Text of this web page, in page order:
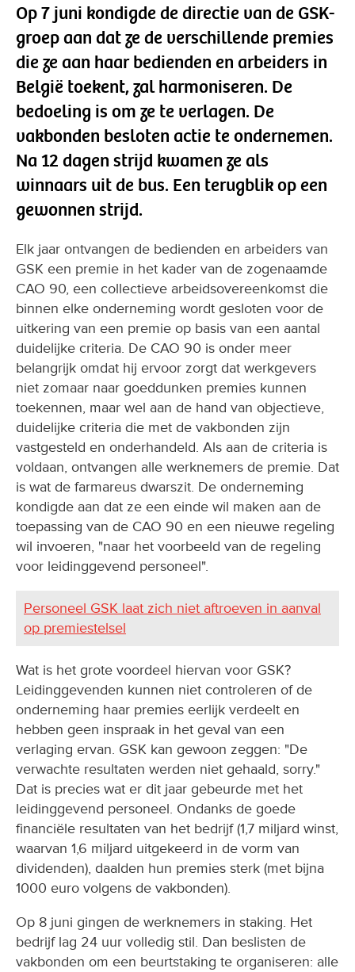
Op 7 juni kondigde de directie van de GSK-
groep aan dat ze de verschillende premies
die ze aan haar bedienden en arbeiders in
België toekent, zal harmoniseren. De
bedoeling is om ze te verlagen. De
vakbonden besloten actie te ondernemen.
Na 12 dagen strijd kwamen ze als
winnaars uit de bus. Een terugblik op een
gewonnen strijd.
Elk jaar ontvangen de bedienden en arbeiders van
GSK een premie in het kader van de zogenaamde
CAO 90, een collectieve arbeidsovereenkomst die
binnen elke onderneming wordt gesloten voor de
uitkering van een premie op basis van een aantal
duidelijke criteria. De CAO 90 is onder meer
belangrijk omdat hij ervoor zorgt dat werkgevers
niet zomaar naar goeddunken premies kunnen
toekennen, maar wel aan de hand van objectieve,
duidelijke criteria die met de vakbonden zijn
vastgesteld en onderhandeld. Als aan de criteria is
voldaan, ontvangen alle werknemers de premie. Dat
is wat de farmareus dwarszit. De onderneming
kondigde aan dat ze een einde wil maken aan de
toepassing van de CAO 90 en een nieuwe regeling
wil invoeren, "naar het voorbeeld van de regeling
voor leidinggevend personeel".
Personeel GSK laat zich niet aftroeven in aanval
op premiestelsel
Wat is het grote voordeel hiervan voor GSK?
Leidinggevenden kunnen niet controleren of de
onderneming haar premies eerlijk verdeelt en
hebben geen inspraak in het geval van een
verlaging ervan. GSK kan gewoon zeggen: "De
verwachte resultaten werden niet gehaald, sorry."
Dat is precies wat er dit jaar gebeurde met het
leidinggevend personeel. Ondanks de goede
financiële resultaten van het bedrijf (1,7 miljard winst,
waarvan 1,6 miljard uitgekeerd in de vorm van
dividenden), daalden hun premies sterk (met bijna
1000 euro volgens de vakbonden).
Op 8 juni gingen de werknemers in staking. Het
bedrijf lag 24 uur volledig stil. Dan beslisten de
vakbonden om een beurtstaking te organiseren: alle